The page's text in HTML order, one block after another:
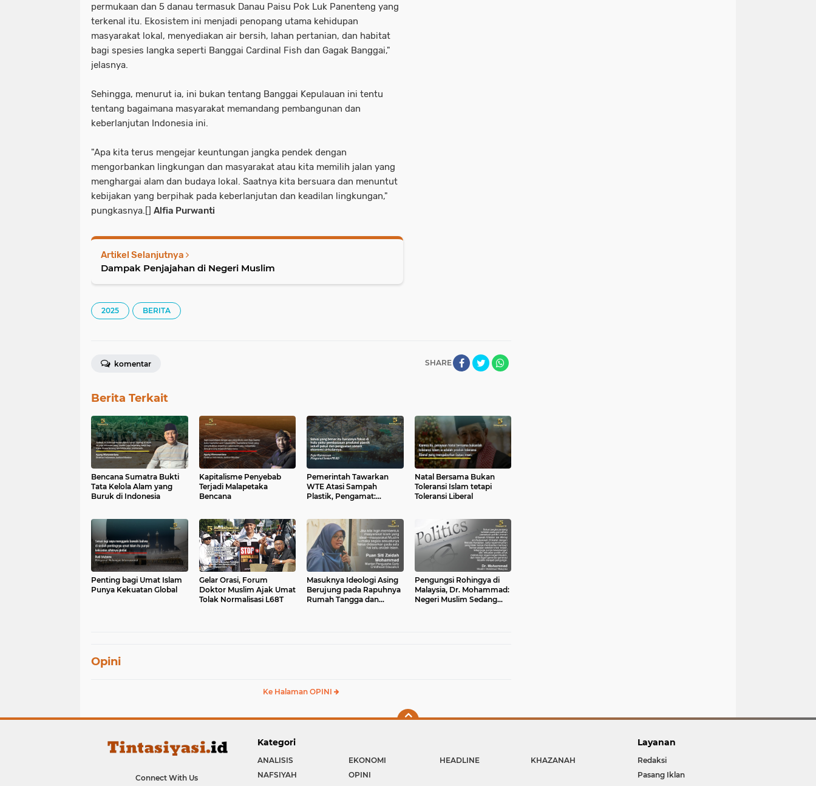
permukaan dan 5 danau termasuk Danau Paisu Pok Luk Panenteng yang
terkenal itu. Ekosistem ini menjadi penopang utama kehidupan
masyarakat lokal, menyediakan air bersih, lahan pertanian, dan habitat
bagi spesies langka seperti Banggai Cardinal Fish dan Gagak Banggai,"
jelasnya.
Sehingga, menurut ia, ini bukan tentang Banggai Kepulauan ini tentu
tentang bagaimana masyarakat memandang pembangunan dan
keberlanjutan Indonesia ini.
"Apa kita terus mengejar keuntungan jangka pendek dengan
mengorbankan lingkungan dan masyarakat atau kita memilih jalan yang
menghargai alam dan budaya lokal. Saatnya kita bersuara dan menuntut
kebijakan yang berpihak pada keberlanjutan dan keadilan lingkungan,"
pungkasnya.[] Alfia Purwanti
Artikel Selanjutnya
Dampak Penjajahan di Negeri Muslim
2025 BERITA
SHARE
komentar
Berita Terkait
Bencana Sumatra Bukti
Tata Kelola Alam yang
Buruk di Indonesia
Kapitalisme Penyebab
Terjadi Malapetaka
Bencana
Pemerintah Tawarkan
WTE Atasi Sampah
Plastik, Pengamat:
Natal Bersama Bukan
Toleransi Islam tetapi
Toleransi Liberal
Penting bagi Umat Islam
Punya Kekuatan Global
Gelar Orasi, Forum
Doktor Muslim Ajak Umat
Tolak Normalisasi L68T
Masuknya Ideologi Asing
Berujung pada Rapuhnya
Rumah Tangga dan
Pengungsi Rohingya di
Malaysia, Dr. Mohammad:
Negeri Muslim Sedang
Opini
Ke Halaman OPINI
Connect With Us
Kategori
ANALISIS EKONOMI HEADLINE
KHAZANAH
NAFSIYAH
OPINI
Layanan
Redaksi
Pasang Iklan